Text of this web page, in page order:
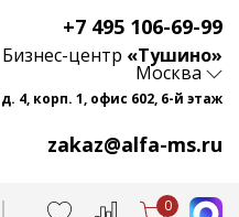
+7 495 106-69-99
zakaz@alfa-ms.ru
Бизнес-центр «Тушино»
Москва
4, корп. 1, офис 602, 6-й этаж
0